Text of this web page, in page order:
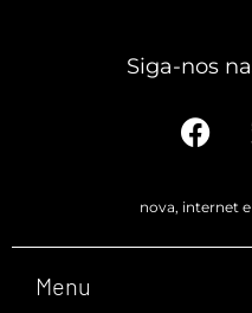
Siga-nos
nova, internet
Menu